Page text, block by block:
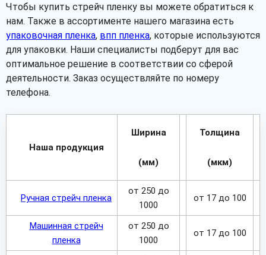
Чтобы купить стрейч пленку вы можете обратиться к
нам. Также в ассортименте нашего магазина есть
упаковочная пленка, впп пленка, которые используются
для упаковки. Наши специалисты подберут для вас
оптимальное решение в соответствии со сферой
деятельности. Заказ осуществляйте по номеру
телефона.
Наша продукция
Ширина
(мм)
Толщина
(мкм)
Ручная стрейч пленка
от 250 до
1000
от 17 до 100
Машинная стрейч
пленка
от 250 до
1000
от 17 до 100